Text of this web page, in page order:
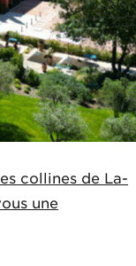
collines de La-
une